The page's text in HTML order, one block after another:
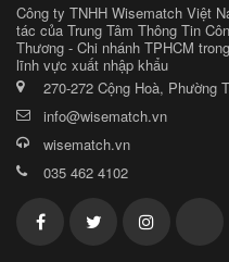
Công ty TNHH Wisematch Việt
tác của Trung Tâm Thông Tin
Thương - Chi nhánh TPHCM
lĩnh vực xuất nhập khẩu
270-272 Cộng Hoà, Phường
info@wisematch.vn
wisematch.vn
035 462 4102